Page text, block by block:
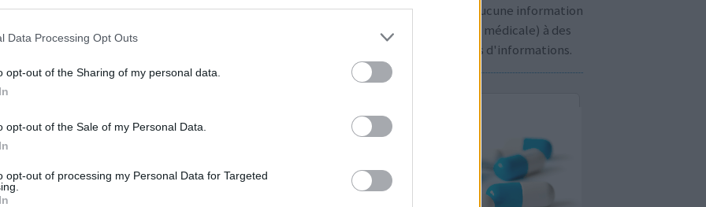
Data Processing Opt Outs
opt-out of the Sharing of my personal data.
opt-out of the Sale of my Personal Data.
opt-out of processing my Personal Data for Targeted
IRS
IRS
oraux
bloquant
bloquant
Nous ne communiquons aucune information
personnelle (prescription médicale) à des
pour plus d'informations.